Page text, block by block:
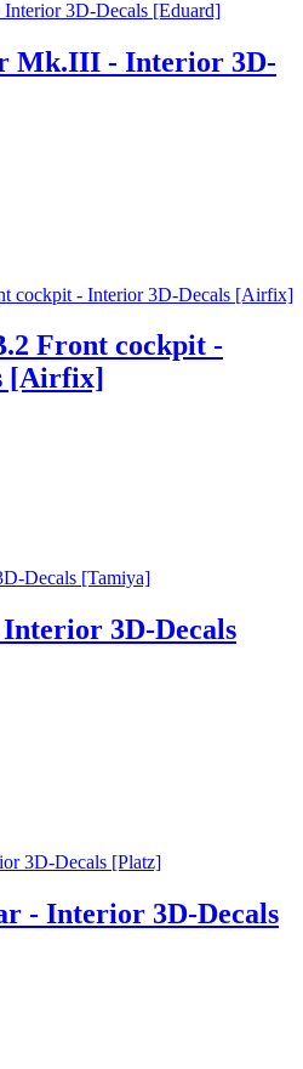
Mk.III - Interior 3D-
Front cockpit -
[Airfix]
3D-Decals
- Interior 3D-Decals